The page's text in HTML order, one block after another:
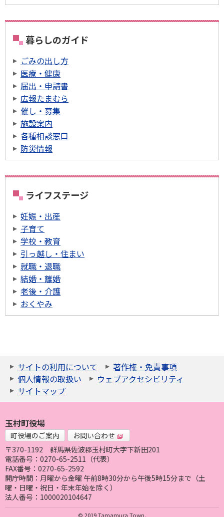
暮らしのガイド
ごみの出し方
医療・健康
届出・申請書
広報たまむら
催し・募集
施設案内
各種相談窓口
防災情報
ライフステージ
妊娠・出産
子育て
学校・教育
引っ越し・住まい
就職・退職
結婚・離婚
老後・介護
おくやみ
サイトの利用について
著作権・免責事項
個人情報の取扱い
ウェブアクセシビリティ
サイトマップ
玉村町役場
町役場のご案内
お問い合わせ
〒370-1192
群馬県佐波郡玉村町大字下新田201
電話番号：0270-65-2511（代表）
FAX番号：0270-65-2592
開庁時間：月曜から金曜 午前8時30分から午後5時15分まで（土
曜・日曜・祝日・年末年始を除く）
法人番号：1000020104647
© 2019 Tamamura Town.